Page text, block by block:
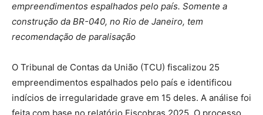
empreendimentos espalhados pelo país. Somente a
construção da BR-040, no Rio de Janeiro, tem
recomendação de paralisação
O Tribunal de Contas da União (TCU) fiscalizou 25
empreendimentos espalhados pelo país e identificou
indícios de irregularidade grave em 15 deles. A análise foi
feita com base no relatório Fiscobras 2025. O processo